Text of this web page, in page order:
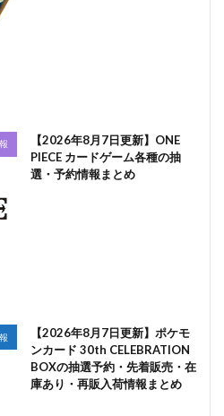
【2026年8月7日更新】ONE
PIECE カードゲーム各種の抽
選・予約情報まとめ
【2026年8月7日更新】ポケモ
ンカード 30th CELEBRATION
BOXの抽選予約・先着販売・在
庫あり・再販入荷情報まとめ